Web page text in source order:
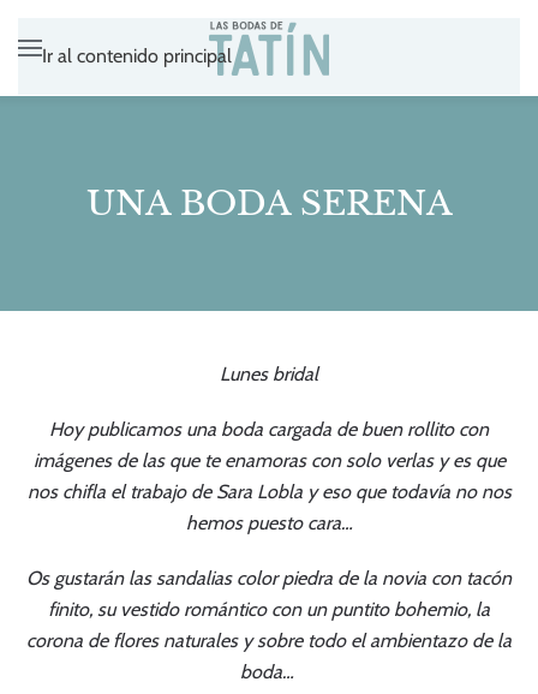
Ir al contenido principal
UNA BODA SERENA
Lunes bridal
Hoy publicamos una boda cargada de buen rollito con
imágenes de las que te enamoras con solo verlas y es que
nos chifla el trabajo de Sara Loblay eso que todavía no nos
hemos puesto cara…
Os gustarán las sandalias color piedra de la novia con tacón
finito, su vestido romántico con un puntito bohemio, la
corona de flores naturales y sobre todo el ambientazo de la
boda…